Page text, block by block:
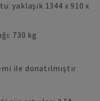
yaklaşık 1344 x 910 x
730 kg
ile donatılmıştır